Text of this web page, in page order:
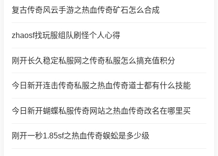
复古传奇风云手游之热血传奇矿石怎么合成
zhaosf找玩服组队刷怪个人心得
刚开长久稳定私服网之传奇私服怎么搞充值积分
今日新开连击传奇私服之热血传奇道士都有什么技能
今日新开蝴蝶私服传奇网站之热血传奇改名在哪里买
刚开一秒1.85sf之热血传奇蜈蚣是多少级